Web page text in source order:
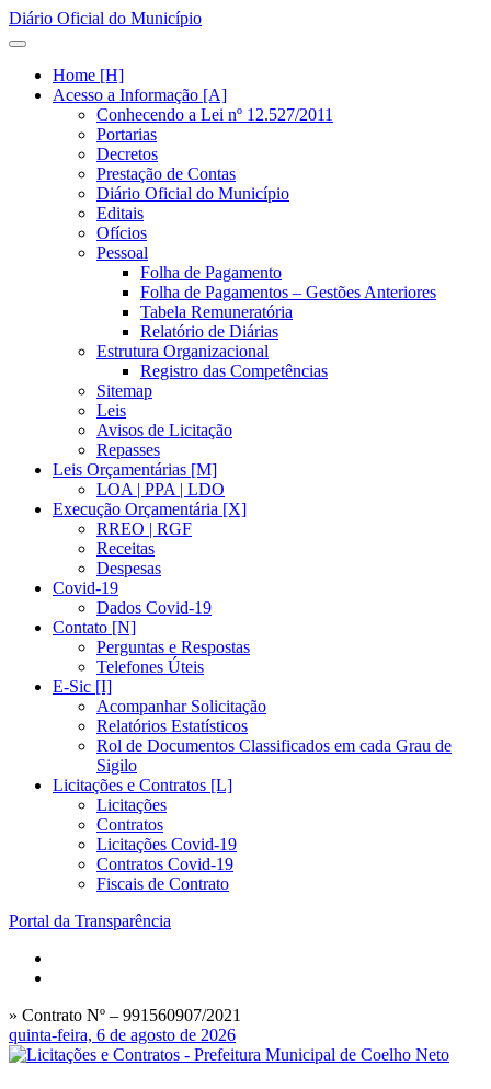
Diário Oficial do Município
Home [H]
Acesso a Informação [A]
Conhecendo a Lei nº 12.527/2011
Portarias
Decretos
Prestação de Contas
Diário Oficial do Município
Editais
Ofícios
Pessoal
Folha de Pagamento
Folha de Pagamentos – Gestões Anteriores
Tabela Remuneratória
Relatório de Diárias
Estrutura Organizacional
Registro das Competências
Sitemap
Leis
Avisos de Licitação
Repasses
Leis Orçamentárias [M]
LOA | PPA | LDO
Execução Orçamentária [X]
RREO | RGF
Receitas
Despesas
Covid-19
Dados Covid-19
Contato [N]
Perguntas e Respostas
Telefones Úteis
E-Sic [I]
Acompanhar Solicitação
Relatórios Estatísticos
Rol de Documentos Classificados em cada Grau de
Sigilo
Licitações e Contratos [L]
Licitações
Contratos
Licitações Covid-19
Contratos Covid-19
Fiscais de Contrato
Portal da Transparência
» Contrato Nº – 991560907/2021
quinta-feira, 6 de agosto de 2026